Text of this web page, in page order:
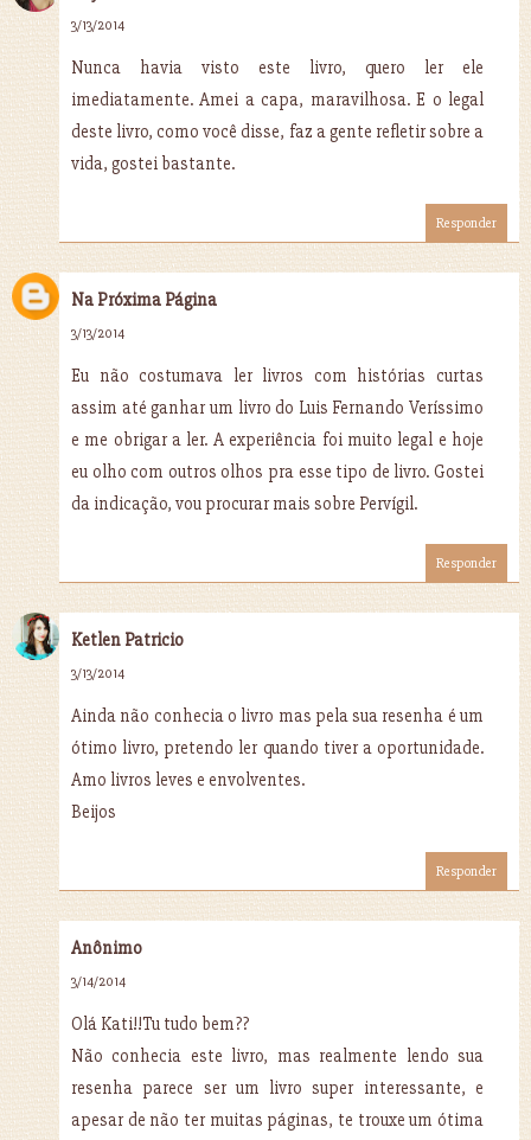
3/13/2014
Nunca havia visto este livro, quero ler ele
imediatamente. Amei a capa, maravilhosa. E o legal
deste livro, como você disse, faz a gente refletir sobre a
vida, gostei bastante.
Responder
Na Próxima Página
3/13/2014
Eu não costumava ler livros com histórias curtas
assim até ganhar um livro do Luis Fernando Veríssimo
e me obrigar a ler. A experiência foi muito legal e hoje
eu olho com outros olhos pra esse tipo de livro. Gostei
da indicação, vou procurar mais sobre Pervígil.
Responder
Ketlen Patricio
3/13/2014
Ainda não conhecia o livro mas pela sua resenha é um
ótimo livro, pretendo ler quando tiver a oportunidade.
Amo livros leves e envolventes.
Beijos
Responder
Anônimo
3/14/2014
Olá Kati!!Tu tudo bem??
Não conhecia este livro, mas realmente lendo sua
resenha parece ser um livro super interessante, e
apesar de não ter muitas páginas, te trouxe um ótima